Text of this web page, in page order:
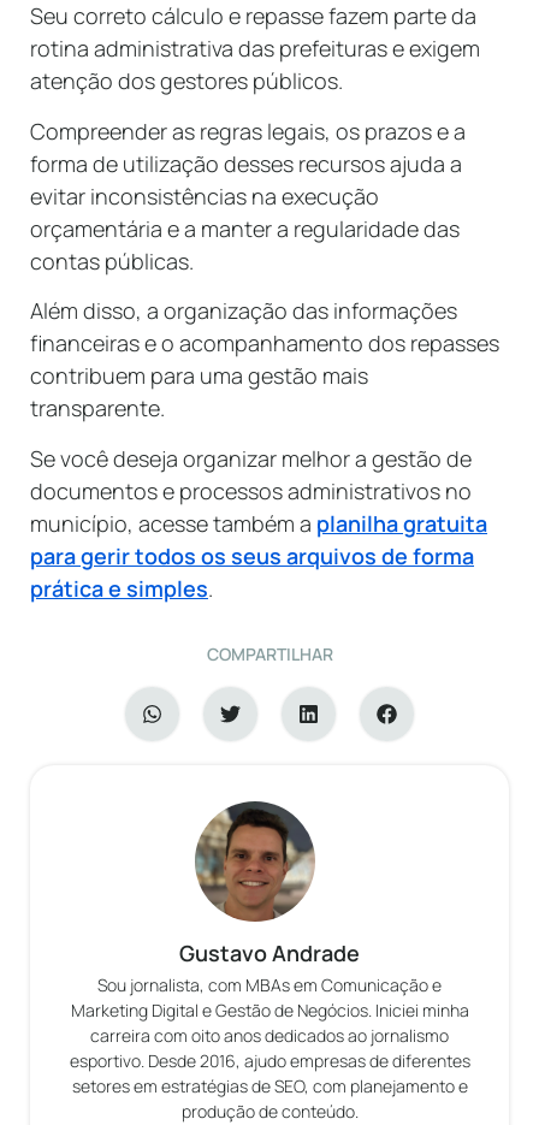
Seu correto cálculo e repasse fazem parte da
rotina administrativa das prefeituras e exigem
atenção dos gestores públicos.
Compreender as regras legais, os prazos e a
forma de utilização desses recursos ajuda a
evitar inconsistências na execução
orçamentária e a manter a regularidade das
contas públicas.
Além disso, a organização das informações
financeiras e o acompanhamento dos repasses
contribuem para uma gestão mais
transparente.
Se você deseja organizar melhor a gestão de
documentos e processos administrativos no
município, acesse também a planilha gratuita
para gerir todos os seus arquivos de forma
prática e simples.
COMPARTILHAR
Gustavo Andrade
Sou jornalista, com MBAs em Comunicação e
Marketing Digital e Gestão de Negócios. Iniciei minha
carreira com oito anos dedicados ao jornalismo
esportivo. Desde 2016, ajudo empresas de diferentes
setores em estratégias de SEO, com planejamento e
produção de conteúdo.